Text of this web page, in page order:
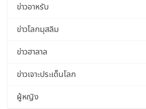
ข่าวอาหรับ
ข่าวโลกมุสลิม
ข่าวฮาลาล
ข่าวเจาะประเด็นโลก
ผู้หญิง